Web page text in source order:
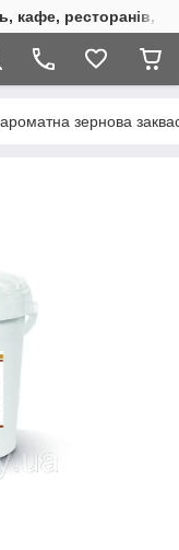
кафе, ресторанів,
зернова